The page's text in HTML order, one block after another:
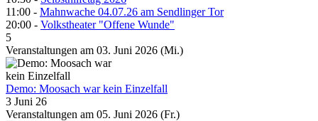
11:00 - Mahnwache 04.07.26 am Sendlinger Tor
20:00 - Volkstheater "Offene Wunde"
5
Veranstaltungen am 03. Juni 2026 (Mi.)
Demo: Moosach war kein Einzelfall
3 Juni 26
Veranstaltungen am 05. Juni 2026 (Fr.)